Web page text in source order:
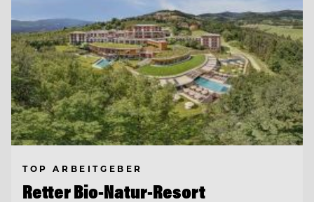
TOP ARBEITGEBER
Retter Bio-Natur-Resort